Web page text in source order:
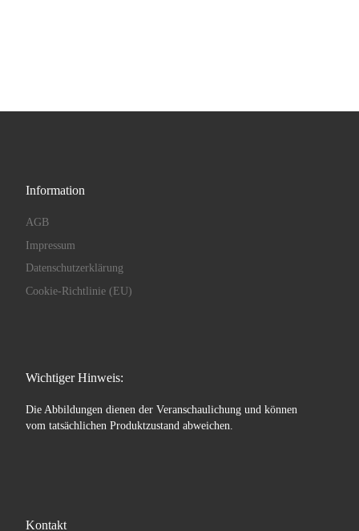
Information
AGB
Impressum
Datenschutzerklärung
Cookie-Richtlinie (EU)
Wichtiger Hinweis:
Die Abbildungen dienen der Veranschaulichung und können
vom tatsächlichen Produktzustand abweichen.
Kontakt